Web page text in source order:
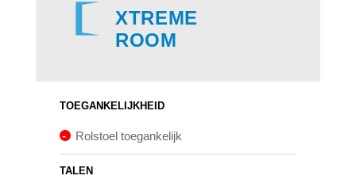
XTREME
ROOM
TOEGANKELIJKHEID
Rolstoel toegankelijk
TALEN